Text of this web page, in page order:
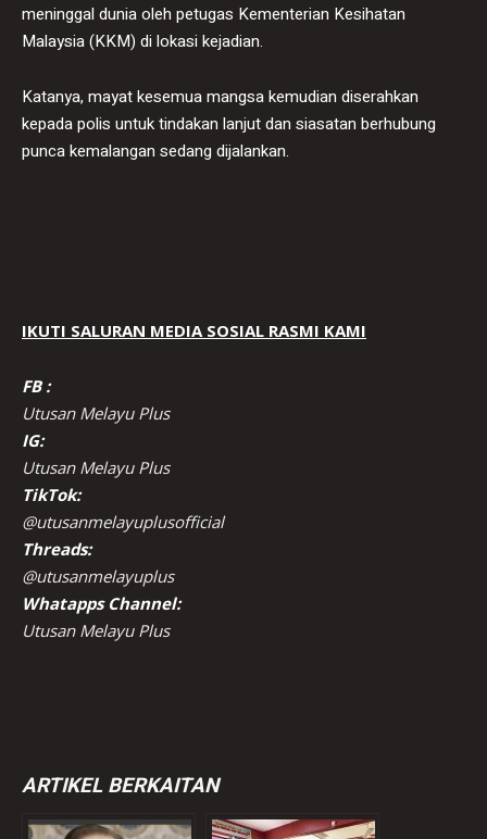
meninggal dunia oleh petugas Kementerian Kesihatan
Malaysia (KKM) di lokasi kejadian.
Katanya, mayat kesemua mangsa kemudian diserahkan
kepada polis untuk tindakan lanjut dan siasatan berhubung
punca kemalangan sedang dijalankan.
IKUTI SALURAN MEDIA SOSIAL RASMI KAMI
FB :
Utusan Melayu Plus
IG:
Utusan Melayu Plus
TikTok:
@utusanmelayuplusofficial
Threads:
@utusanmelayuplus
Whatapps Channel:
Utusan Melayu Plus
ARTIKEL BERKAITAN